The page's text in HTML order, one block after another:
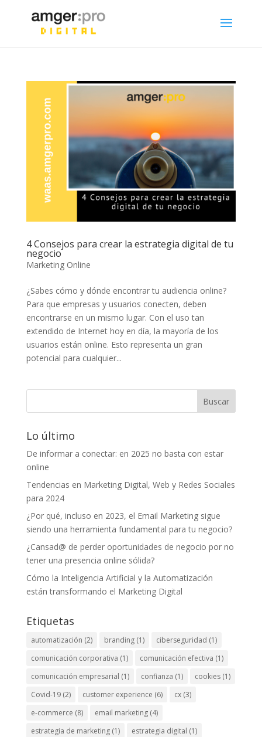
4 Consejos para crear la estrategia digital de tu
negocio
Marketing Online
¿Sabes cómo y dónde encontrar tu audiencia online?
Para que empresas y usuarios conecten, deben
encontrarse en un mismo lugar. Con el uso tan
extendido de Internet hoy en día, la mayoría de los
usuarios están online. Esto representa un gran
potencial para cualquier...
Lo último
De informar a conectar: en 2025 no basta con estar
online
Tendencias en Marketing Digital, Web y Redes Sociales
para 2024
¿Por qué, incluso en 2023, el Email Marketing sigue
siendo una herramienta fundamental para tu negocio?
¿Cansad@ de perder oportunidades de negocio por no
tener una presencia online sólida?
Cómo la Inteligencia Artificial y la Automatización
están transformando el Marketing Digital
Etiquetas
automatización (2) branding(1) ciberseguridad (1)
comunicación corporativa (1) comunicación efectiva (1)
comunicación empresarial (1) confianza (1) cookies(1)
Covid-19(2) customer experience (6) cx(3)
e-commerce (8) email marketing(4)
estrategia de marketing(1) estrategia digital (1)